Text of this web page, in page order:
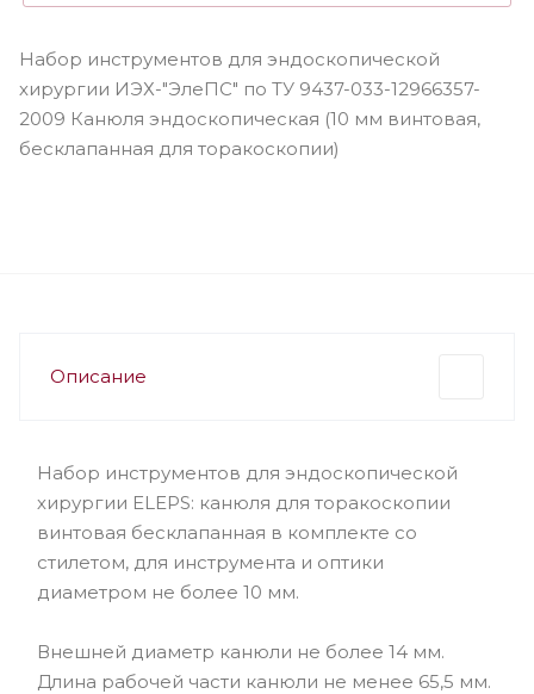
Набор инструментов для эндоскопической
хирургии ИЭХ-"ЭлеПС" по ТУ 9437-033-12966357-
2009 Канюля эндоскопическая (10 мм винтовая,
бесклапанная для торакоскопии)
Описание
Набор инструментов для эндоскопической
хирургии ELEPS: канюля для торакоскопии
винтовая бесклапанная в комплекте со
стилетом, для инструмента и оптики
диаметром не более 10 мм.
Внешней диаметр канюли не более 14 мм.
Длина рабочей части канюли не менее 65,5 мм.